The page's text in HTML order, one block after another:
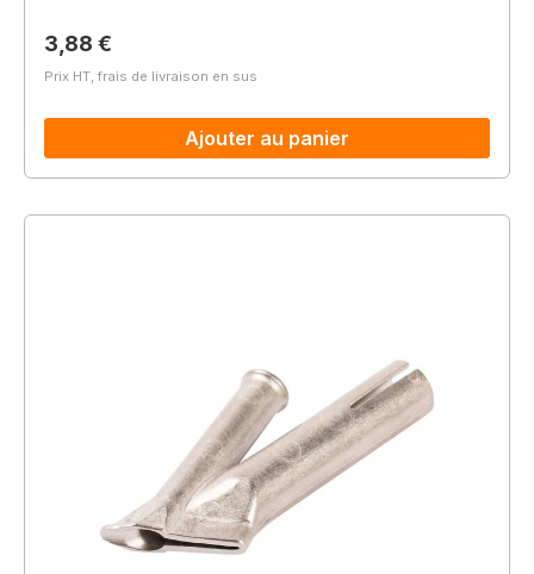
Prix régulier :
3,88 €
Prix HT, frais de livraison en sus
Ajouter au panier